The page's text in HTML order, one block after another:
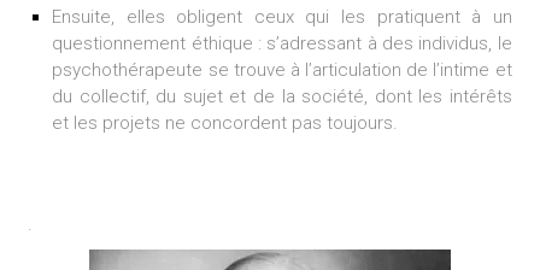
Ensuite, elles obligent ceux qui les pratiquent à un
questionnement éthique : s’adressant à des individus, le
psychothérapeute se trouve à l’articulation de l’intime et
du collectif, du sujet et de la société, dont les intérêts
et les projets ne concordent pas toujours.
.